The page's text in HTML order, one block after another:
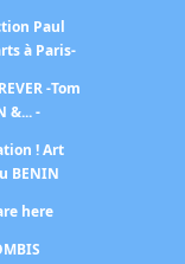
Paul
à Paris-
-Tom
&... -
! Art
BENIN
here